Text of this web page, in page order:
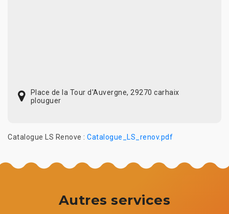
Place de la Tour d'Auvergne, 29270 carhaix
plouguer
Catalogue LS Renove : Catalogue_LS_renov.pdf
Autres services